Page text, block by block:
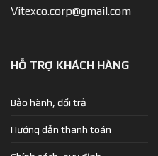
Vitexco.corp@gmail.com
HỖ TRỢ KHÁCH HÀNG
Bảo hành, đổi trả
Hướng dẫn thanh toán